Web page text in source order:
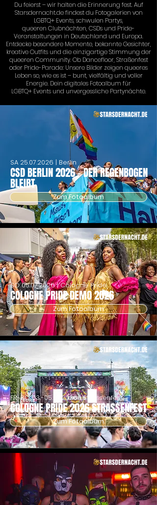
Du feierst – wir halten die Erinnerung fest. Auf
Starsdernacht.de findest du Fotogalerien von
LGBTQ+ Events, schwulen Partys,
queeren Clubnächten, CSDs und Pride-
Veranstaltungen in Deutschland und Europa.
Entdecke besondere Momente, bekannte Gesichter,
kreative Outfits und die einzigartige Stimmung der
queeren Community. Ob Dancefloor, Straßenfest
oder Pride-Parade: Unsere Bilder zeigen queeres
Leben so, wie es ist – bunt, vielfältig und voller
Energie. Dein digitales Fotoalbum für
LGBTQ+ Events und unvergessliche Partynächte.
CSD BERLIN 2026 - DER REGENBOGEN
BLEIBT
SA 25.07.2026 | Berlin
Zum Fotoalbum
COLOGNE PRIDE DEMO 2026
SO05.07.2026| Cologne Pride
Zum Fotoalbum
COLOGNE PRIDE 2026 STRASSENFEST
FR-SO03.-05.07.2026| Strassenfest
Zum Fotoalbum